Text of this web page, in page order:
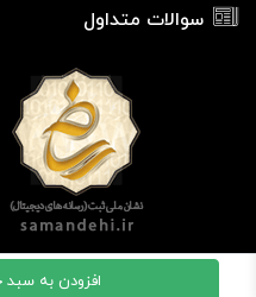
افزودن به
سوالات متداول